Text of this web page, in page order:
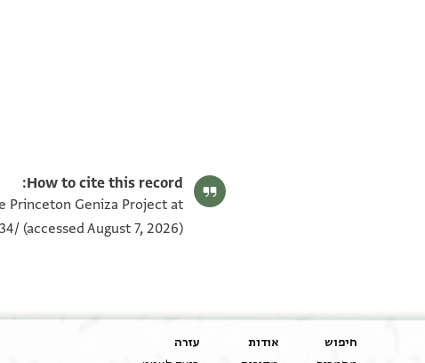
How to cite this record:
Princeton Geniza Project at
(accessed August 7, 2026).
חיפוש אודות עזרה